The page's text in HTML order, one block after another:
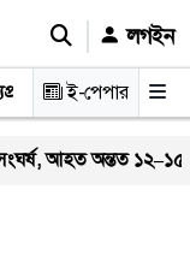
লগইন
স্বাস্থ্য আইন-
ই-পেপার
আহত অন্তত ১২–১৫